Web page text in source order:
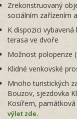
Zrekonstruovaný
sociálním zařízením
K dispozici
terasa ve dvoře
Možnost polopenze
Klidné venkovské
Mnoho turistických
Bouzov, sjezdovka
Kosířem,
výlet zde.